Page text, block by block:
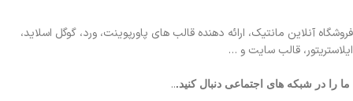
فروشگاه آنلاین مانتیک، ارائه دهنده قالب های پاورپوینت، ورد، گوگل اسلاید،
ایلاستریتور، قالب سایت و …
ما را در شبکه های اجتماعی دنبال کنید...